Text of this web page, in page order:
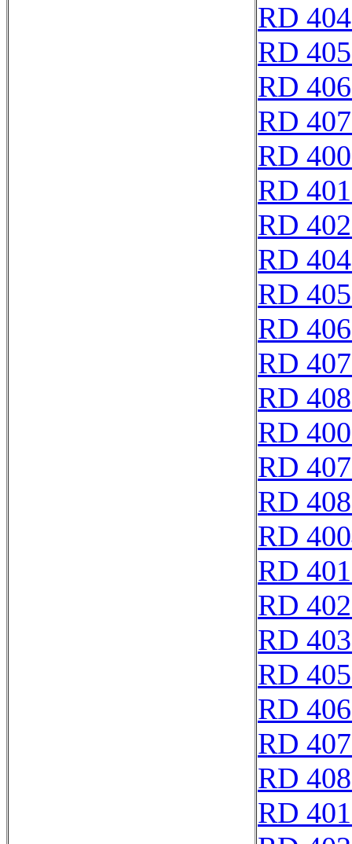
RD
RD
RD
RD
RD
RD
RD
RD
RD
RD
RD
RD
RD
RD
RD
RD
RD
RD
RD
RD
RD
RD
RD
RD